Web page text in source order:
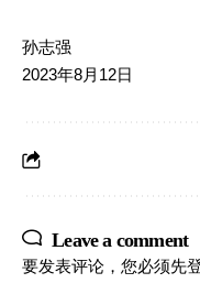
孙志强
2023年8月12日
Leave a comment
要发表评论，您必须先